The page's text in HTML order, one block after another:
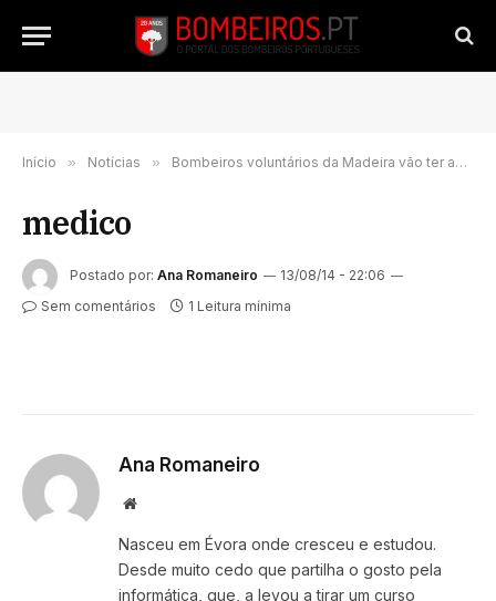
Início » Notícias » Bombeiros voluntários da Madeira vão ter apoio médico
medico
Postado por: Ana Romaneiro
13/08/14 - 22:06
Sem comentários
1 Leitura mínima
Ana Romaneiro
Website
Nasceu em Évora onde cresceu e estudou.
Desde muito cedo que partilha o gosto pela
informática, que, a levou a tirar um curso